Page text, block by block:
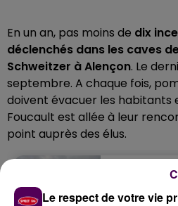
En un an, pas moins de dix
déclenchés dans les caves
Schweitzer à Alençon. Le
septembre. A chaque fois,
doivent évacuer les habitants
Foucault est allée à leur
point auprès des élus.
Le respect de votre vie